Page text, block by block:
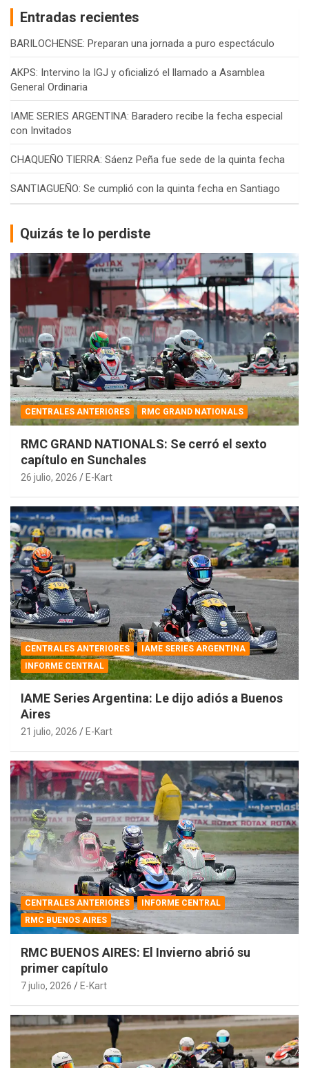
Entradas recientes
BARILOCHENSE: Preparan una jornada a puro espectáculo
AKPS: Intervino la IGJ y oficializó el llamado a Asamblea
General Ordinaria
IAME SERIES ARGENTINA: Baradero recibe la fecha especial
con Invitados
CHAQUEÑO TIERRA: Sáenz Peña fue sede de la quinta fecha
SANTIAGUEÑO: Se cumplió con la quinta fecha en Santiago
Quizás te lo perdiste
CENTRALES ANTERIORES RMC GRAND NATIONALS
RMC GRAND NATIONALS: Se cerró el sexto
capítulo en Sunchales
26 julio, 2026 E-Kart
CENTRALES ANTERIORES
IAME SERIES ARGENTINA
INFORME CENTRAL
IAME Series Argentina: Le dijo adiós a Buenos
Aires
21 julio, 2026 E-Kart
CENTRALES ANTERIORES
INFORME CENTRAL
RMC BUENOS AIRES
RMC BUENOS AIRES: El Invierno abrió su
primer capítulo
7 julio, 2026 E-Kart